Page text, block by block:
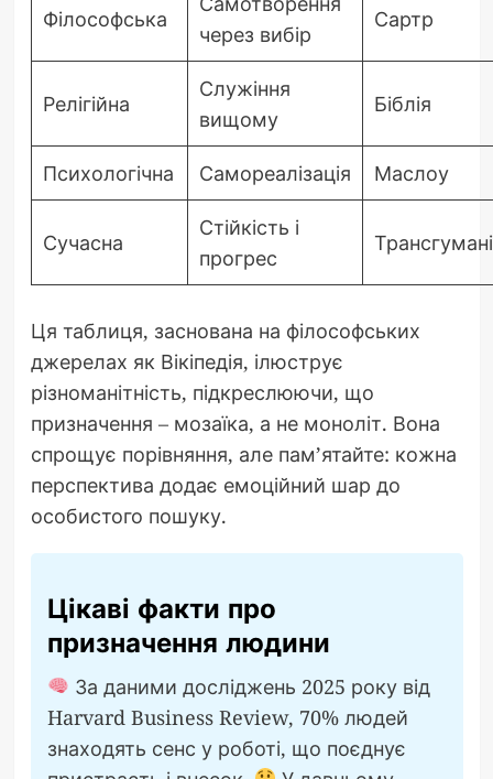
Філософська
через вибір
Сартр
Релігійна
Служіння
вищому
Біблія
Психологічна Самореалізація Маслоу
Сучасна
Стійкість і
прогрес
Ця таблиця, заснована на філософських
джерелах як Вікіпедія, ілюструє
різноманітність, підкреслюючи, що
призначення – мозаїка, а не моноліт. Вона
спрощує порівняння, але пам’ятайте: кожна
перспектива додає емоційний шар до
особистого пошуку.
Цікаві факти про
призначення людини
За даними досліджень 2025 року від
Harvard Business Review, 70% людей
знаходять сенс у роботі, що поєднує